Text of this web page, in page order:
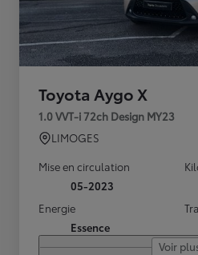
Toyota Aygo X
1.0 VVT-i 72ch Design MY23
LIMOGES
Mise en circulation
05-2023
Energie
Essence
Voir